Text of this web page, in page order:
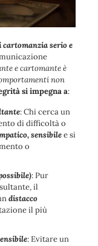
cartomanzia serio e
e cartomante è
non
si impegna a:
: Chi cerca un
di difficoltà o
sensibilee si
o
: Pur
il
distacco
il più
: Evitare un